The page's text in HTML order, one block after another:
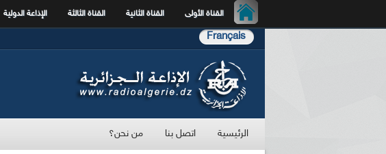
القناة الأولى القناة الثانية القناة الثالثة الإذاعة الدولية
Français
الرئيسية اتصل بنا من نحن؟